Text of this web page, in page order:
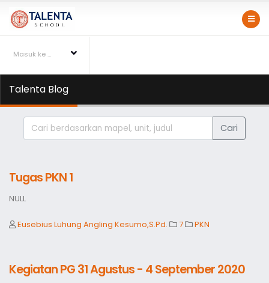
Masuk ke Talentapedia
Talenta Blog
Cari
Tugas PKN 1
NULL
Eusebius Luhung Angling Kesumo,S.Pd. 7 PKN
Kegiatan PG 31 Agustus - 4 September 2020